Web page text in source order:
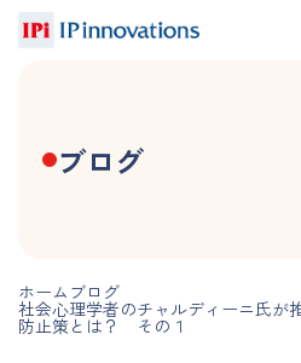
ブログ
ホーム ブログ
社会心理学者のチャルディーニ氏が
防止策とは？ その１